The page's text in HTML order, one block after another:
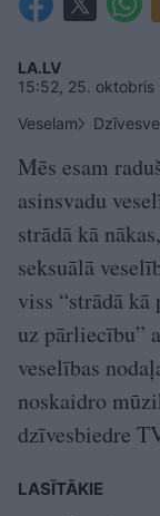
LA.LV
15:52, 25. oktobris
Veselam
Mēs esam
asinsvadu
strādā kā
seksuālā
viss “strādā
uz pārliecību”
veselības
noskaidro
dzīvesbiedre
LASĪTĀKIE